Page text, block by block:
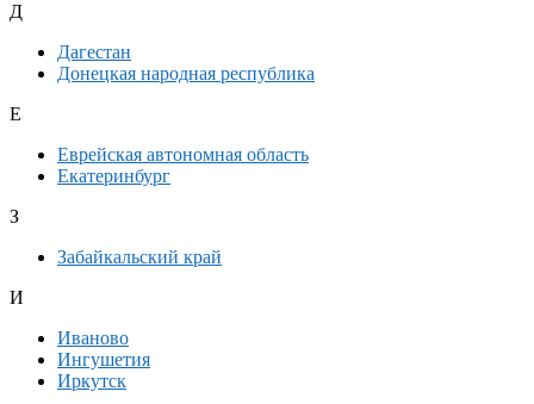
Д
Дагестан
Донецкая народная республика
Е
Еврейская автономная область
Екатеринбург
З
Забайкальский край
И
Иваново
Ингушетия
Иркутск